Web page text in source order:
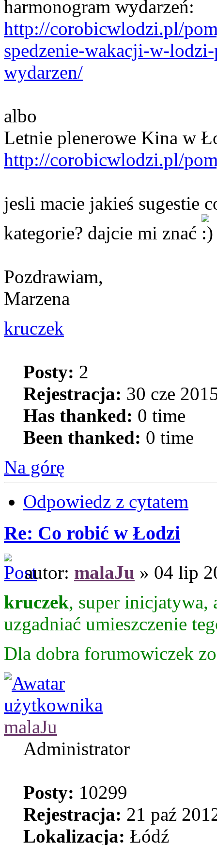
harmonogram wydarzeń:
http://corobicwlodzi.pl/
spedzenie-wakacji-w-
wydarzen/
albo
Letnie plenerowe Kina w
http://corobicwlodzi.pl/
jesli macie jakieś sugestie
kategorie? dajcie mi znać
Pozdrawiam,
Marzena
kruczek
Posty: 2
Rejestracja: 30 cze
Has thanked: 0 time
Been thanked: 0 time
Na górę
Odpowiedz z cytatem
Re: Co robić w Łodzi
autor: malaJu » 04 lip
kruczek, super inicjatywa,
uzgadniać umieszczenie
Dla dobra forumowiczek
malaJu
Administrator
Posty: 10299
Rejestracja: 21 paź
Lokalizacja: Łódź